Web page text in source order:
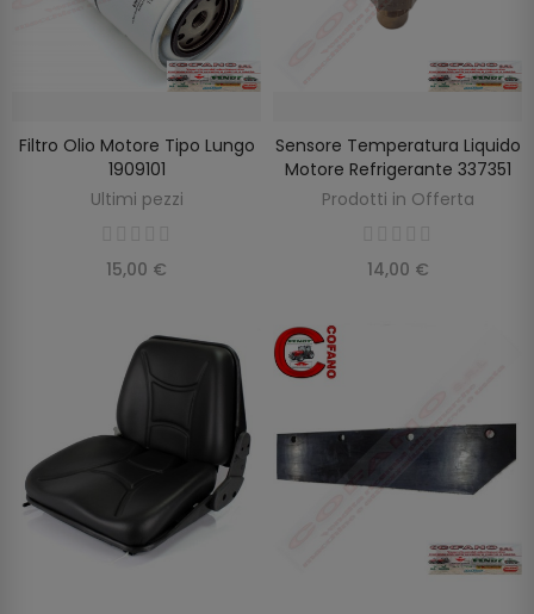
AGGIUNGI AL CARRELLO
Filtro Olio Motore Tipo Lungo
1909101
Ultimi pezzi
15,00 €
AGGIUNGI AL CARRELLO
Sensore Temperatura Liquido
Motore Refrigerante 337351
Prodotti in Offerta
14,00 €